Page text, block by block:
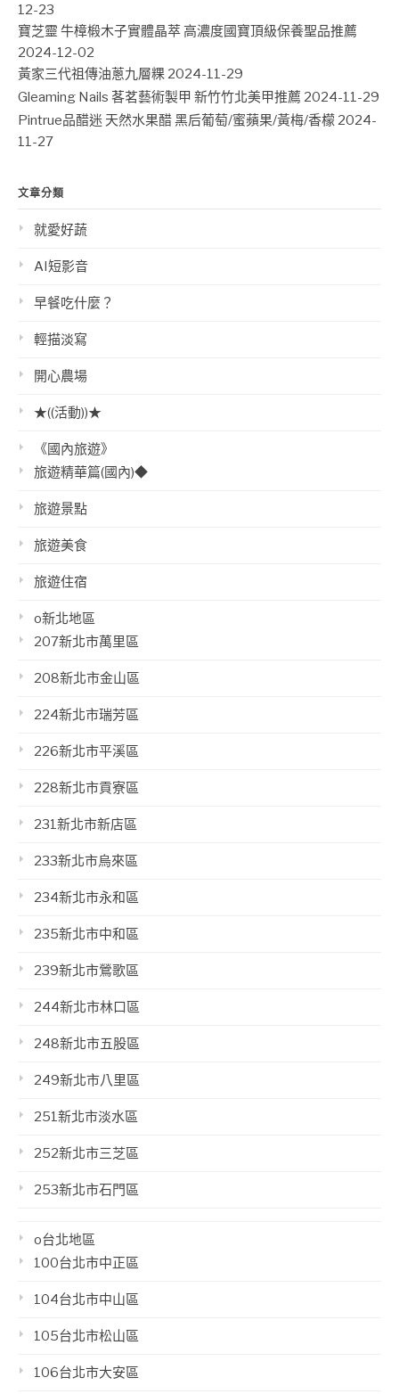
12-23
寶芝靈 牛樟椴木子實體晶萃 高濃度國寶頂級保養聖品推薦
2024-12-02
黃家三代祖傳油蔥九層粿 2024-11-29
Gleaming Nails 茖茗藝術製甲 新竹竹北美甲推薦 2024-11-29
Pintrue品醋迷 天然水果醋 黑后葡萄/蜜蘋果/黃梅/香檬 2024-
11-27
文章分類
就愛好蔬
AI短影音
早餐吃什麼？
輕描淡寫
開心農場
★((活動))★
《國內旅遊》
旅遊精華篇(國內)◆
旅遊景點
旅遊美食
旅遊住宿
o新北地區
207新北市萬里區
208新北市金山區
224新北市瑞芳區
226新北市平溪區
228新北市貢寮區
231新北市新店區
233新北市烏來區
234新北市永和區
235新北市中和區
239新北市鶯歌區
244新北市林口區
248新北市五股區
249新北市八里區
251新北市淡水區
252新北市三芝區
253新北市石門區
o台北地區
100台北市中正區
104台北市中山區
105台北市松山區
106台北市大安區